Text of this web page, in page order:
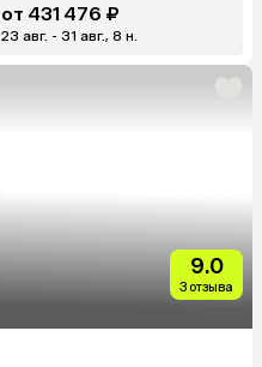
от 431 476 ₽
23 авг. - 31 авг., 8 н.
9.0
3 отзыва